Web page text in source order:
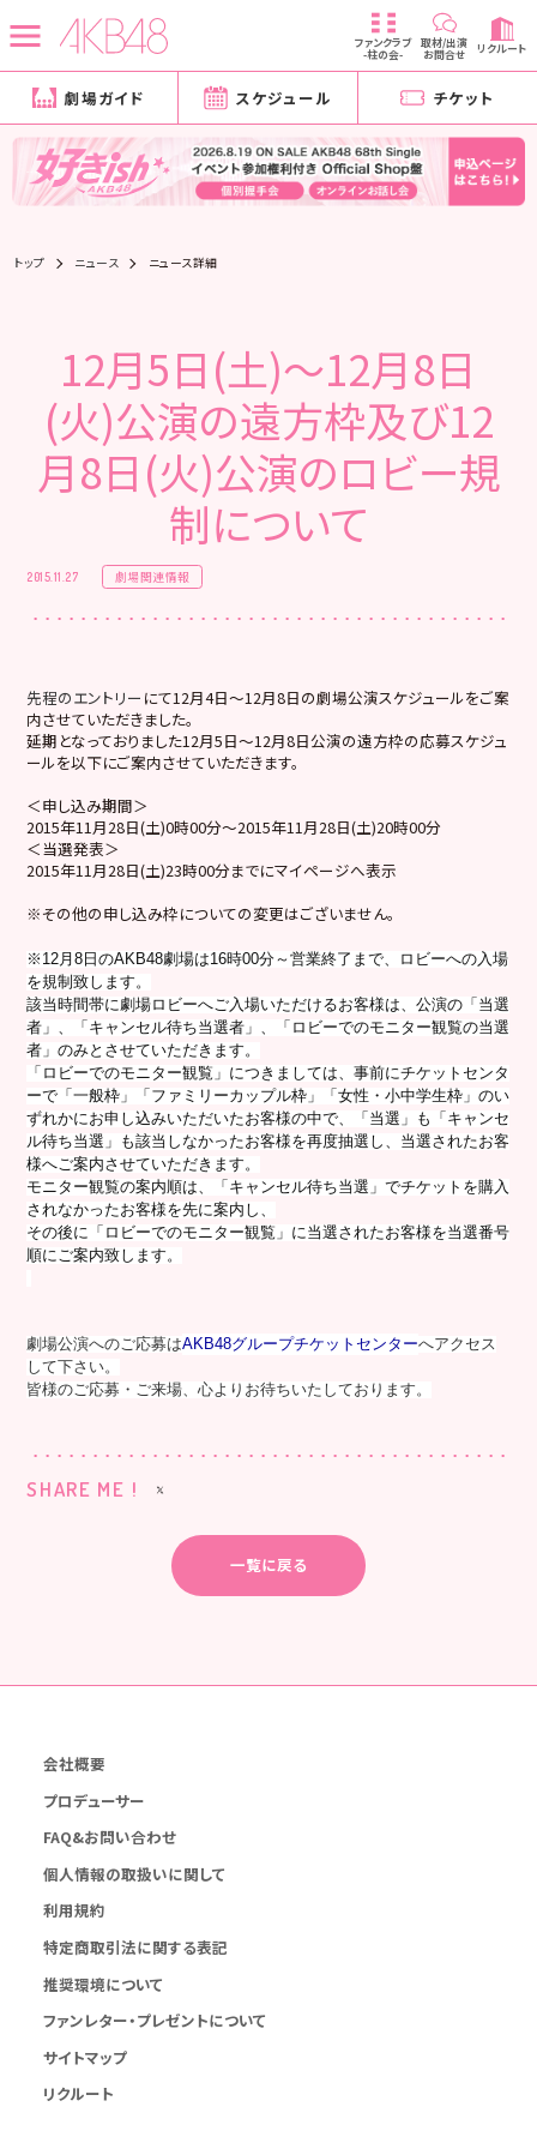
ファンクラブ
-柱の会-
取材/出演
お問合せ リクルート
劇場ガイド スケジュール チケット
トップ ニュース ニュース詳細
12月5日(土)～12月8日
(火)公演の遠方枠及び12
月8日(火)公演のロビー規
制について
2015.11.27 劇場関連情報
先程のエントリー にて12月4日～12月8日の劇場公演スケジュールをご案
内させていただきました。
延期となっておりました12月5日～12月8日公演の遠方枠の応募スケジュ
ールを以下にご案内させていただきます。
＜申し込み期間＞
2015年11月28日(土)0時00分～2015年11月28日(土)20時00分
＜当選発表＞
2015年11月28日(土)23時00分までにマイページへ表示
※その他の申し込み枠についての変更はございません。
※12月8日のAKB48劇場は16時00分～営業終了まで、ロビーへの入場
を規制致します。
該当時間帯に劇場ロビーへご入場いただけるお客様は、公演の「当選
者」、「キャンセル待ち当選者」、「ロビーでのモニター観覧の当選
者」のみとさせていただきます。
「ロビーでのモニター観覧」につきましては、事前にチケットセンタ
ーで「一般枠」「ファミリーカップル枠」「女性・小中学生枠」のい
ずれかにお申し込みいただいたお客様の中で、「当選」も「キャンセ
ル待ち当選」も該当しなかったお客様を再度抽選し、当選されたお客
様へご案内させていただきます。
モニター観覧の案内順は、「キャンセル待ち当選」でチケットを購入
されなかったお客様を先に案内し、
その後に「ロビーでのモニター観覧」に当選されたお客様を当選番号
順にご案内致します。
劇場公演へのご応募はAKB48グループチケットセンターへアクセス
して下さい。
皆様のご応募・ご来場、心よりお待ちいたしております。
SHARE ME !
一覧に戻る
会社概要
プロデューサー
FAQ&お問い合わせ
個人情報の取扱いに関して
利用規約
特定商取引法に関する表記
推奨環境について
ファンレター・プレゼントについて
サイトマップ
リクルート